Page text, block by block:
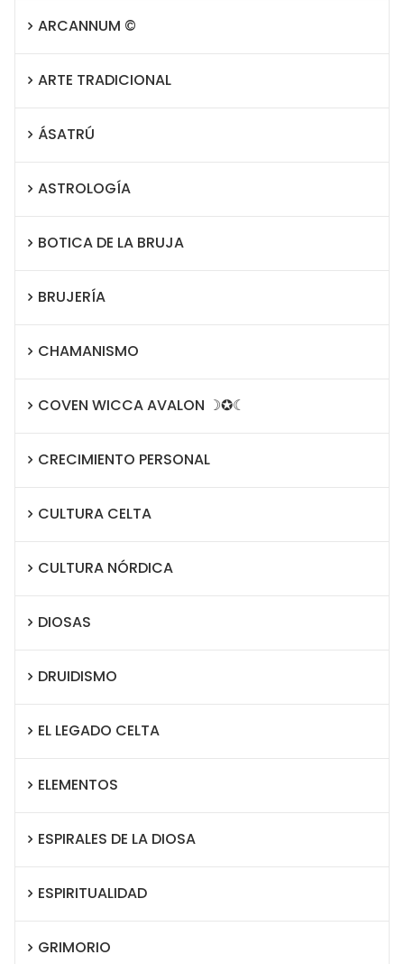
ARCANNUM ©
ARTE TRADICIONAL
ÁSATRÚ
ASTROLOGÍA
BOTICA DE LA BRUJA
BRUJERÍA
CHAMANISMO
COVEN WICCA AVALON ☽✪☾
CRECIMIENTO PERSONAL
CULTURA CELTA
CULTURA NÓRDICA
DIOSAS
DRUIDISMO
EL LEGADO CELTA
ELEMENTOS
ESPIRALES DE LA DIOSA
ESPIRITUALIDAD
GRIMORIO